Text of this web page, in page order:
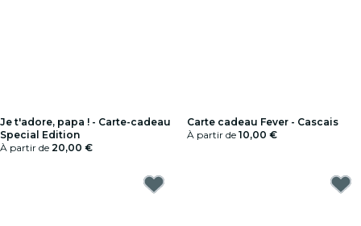
Je t'adore, papa ! - Carte-cadeau
Special Edition
À partir de 20,00 €
Carte cadeau Fever - Cascais
À partir de 10,00 €